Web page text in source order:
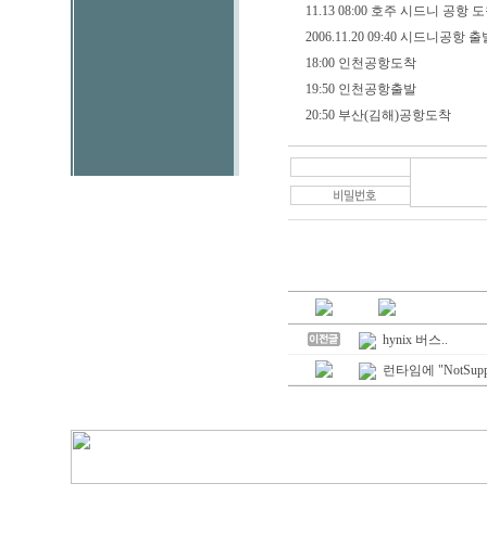
11.13 08:00 호주 시드니 공항
2006.11.20 09:40 시드니공항 출
18:00 인천공항도착
19:50 인천공항출발
20:50 부산(김해)공항도착
hynix 버스..
런타임에